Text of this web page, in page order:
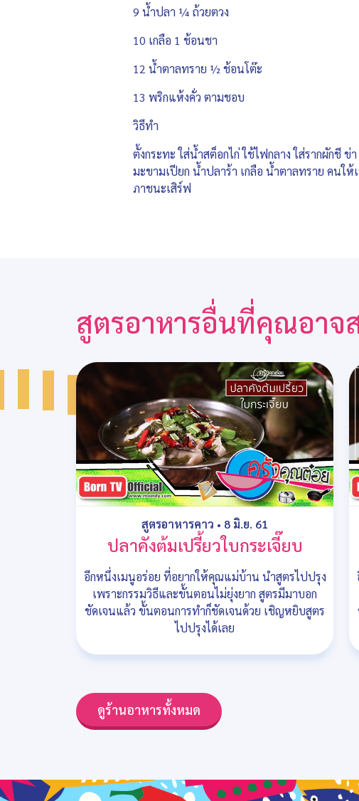
9 น้ำปลา ¼ ถ้วยตวง
10 เกลือ 1 ช้อนชา
12 น้ำตาลทราย ½ ช้อนโต๊ะ
13 พริกแห้งคั่ว ตามชอบ
วิธีทำ
ตั้งกระทะ ใส่น้ำสต็อกไก่ ใช้ไฟกลาง ใส่รากผักชี ข่
มะขามเปียก น้ำปลาร้า เกลือ น้ำตาลทราย คนใ
ภาชนะเสิร์ฟ
สูตรอาหารอื่นที่คุณอาจ
สูตรอาหารคาว • 8 มิ.ย. 61
ปลาคังต้มเปรี้ยวใบกระเจี๊ยบ
อีกหนึ่งเมนูอร่อย ที่อยากให้คุณแม่บ้าน นำสูตรไปปรุง
เพราะกรรมวิธีและขั้นตอนไม่ยุ่งยาก สูตรมีมาบอก
ชัดเจนแล้ว ขั้นตอนการทำก็ชัดเจนด้วย เชิญหยิบสูตร
ไปปรุงได้เลย
ดูร้านอาหารทั้งหมด